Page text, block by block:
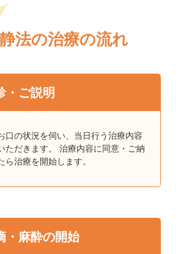
法の治療の流れ
・ご説明
⼝の状況を伺い、当日行う治療内容
ただきます。 治療内容に同意・ご納
ら治療を開始します。
・麻酔の開始